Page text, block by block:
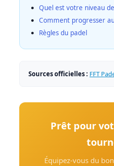
Quel est votre niveau
Comment progresser
Règles du padel
Sources officielles : FFT
Prêt pour
Équipez-vous du